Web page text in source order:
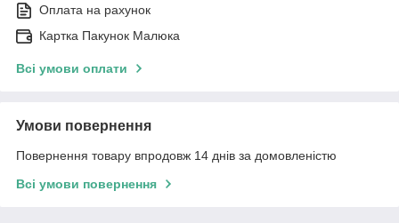
Оплата на рахунок
Картка Пакунок Малюка
Всі умови оплати
Умови повернення
Повернення товару впродовж 14 днів за домовленістю
Всі умови повернення